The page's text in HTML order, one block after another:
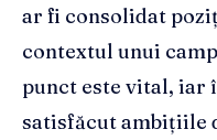
ar fi consolidat
contextul unui
punct este vital, iar
satisfăcut ambițiile